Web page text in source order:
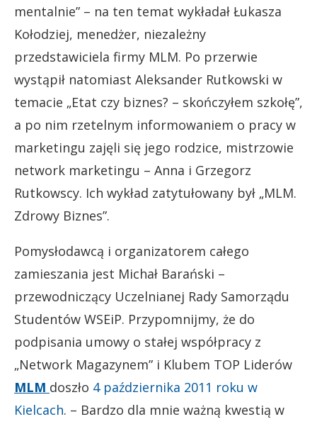
mentalnie” – na ten temat wykładał Łukasza
Kołodziej, menedżer, niezależny
przedstawiciela firmy MLM. Po przerwie
wystąpił natomiast Aleksander Rutkowski w
temacie „Etat czy biznes? – skończyłem szkołę”,
a po nim rzetelnym informowaniem o pracy w
marketingu zajęli się jego rodzice, mistrzowie
network marketingu – Anna i Grzegorz
Rutkowscy. Ich wykład zatytułowany był „MLM.
Zdrowy Biznes”.
Pomysłodawcą i organizatorem całego
zamieszania jest Michał Barański –
przewodniczący Uczelnianej Rady Samorządu
Studentów WSEiP. Przypomnijmy, że do
podpisania umowy o stałej współpracy z
„Network Magazynem” i Klubem TOP Liderów
MLM doszło 4 października 2011 roku w
Kielcach. – Bardzo dla mnie ważną kwestią w